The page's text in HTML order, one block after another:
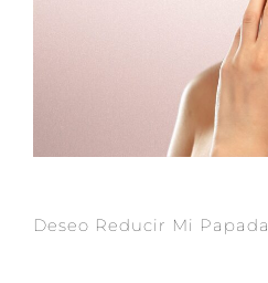
Deseo Reducir Mi Papada